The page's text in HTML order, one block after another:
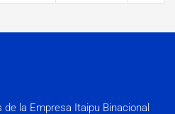
la Empresa Itaipu Binacional